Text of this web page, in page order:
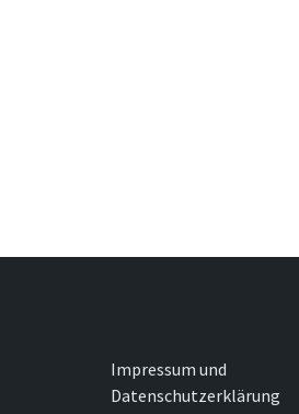
Impressum und
Datenschutzerklärung